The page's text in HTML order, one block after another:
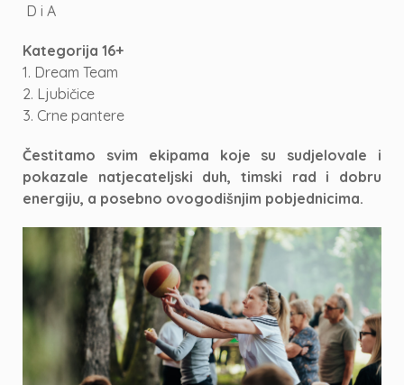
D i A
Kategorija 16+
1. Dream Team
2. Ljubičice
3. Crne pantere
Čestitamo svim ekipama koje su sudjelovale i
pokazale natjecateljski duh, timski rad i dobru
energiju, a posebno ovogodišnjim pobjednicima.